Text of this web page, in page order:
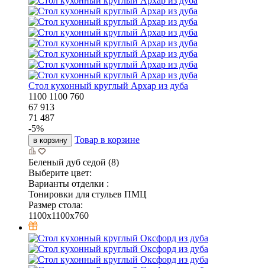
Стол кухонный круглый Архар из дуба
1100 1100 760
67 913
71 487
-5%
в корзину Товар в корзине
Беленый дуб седой (8)
Выберите цвет:
Варианты отделки :
Тонировки для стульев ПМЦ
Размер стола:
1100x1100x760